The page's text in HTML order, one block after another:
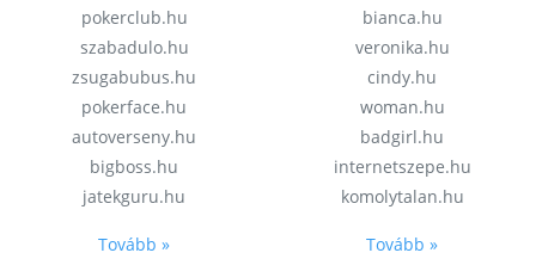
pokerclub.hu
szabadulo.hu
zsugabubus.hu
pokerface.hu
autoverseny.hu
bigboss.hu
jatekguru.hu
Tovább »
bianca.hu
veronika.hu
cindy.hu
woman.hu
badgirl.hu
internetszepe.hu
komolytalan.hu
Tovább »